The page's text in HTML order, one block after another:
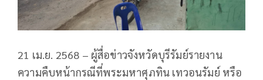
21 เม.ย. 2568 – ผู้สื่อข่าวจังหวัดบุรีรัมย์รายงาน
ความคืบหน้ากรณีที่พระมหาศุภทิน เทวอนรัมย์ หรือ